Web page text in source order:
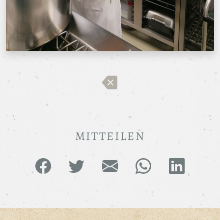
MITTEILEN